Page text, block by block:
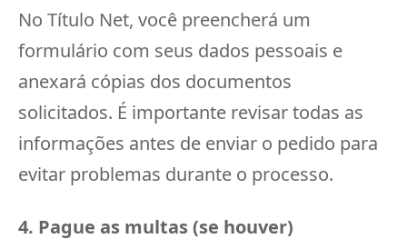
No Título Net, você preencherá um
formulário com seus dados pessoais e
anexará cópias dos documentos
solicitados. É importante revisar todas as
informações antes de enviar o pedido para
evitar problemas durante o processo.
4. Pague as multas (se houver)